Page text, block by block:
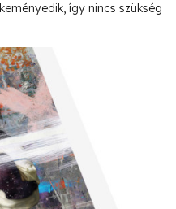
keményedik, így nincs szükség